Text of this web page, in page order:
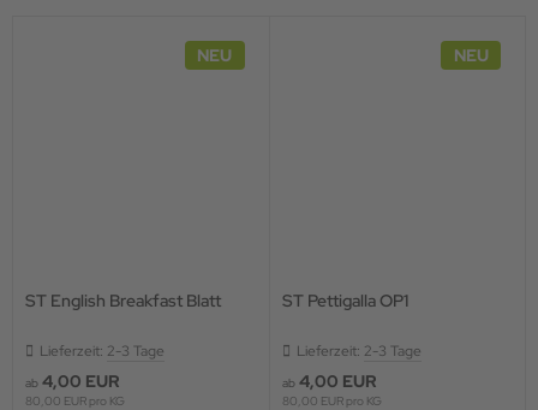
NEU
ST English Breakfast Blatt
Lieferzeit: 2-3 Tage
ab 4,00 EUR
80,00 EUR pro KG
NEU
ST Pettigalla OP1
Lieferzeit: 2-3 Tage
ab 4,00 EUR
80,00 EUR pro KG